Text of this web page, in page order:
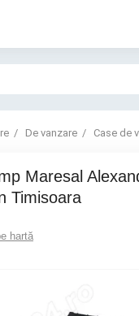
De vanzare Case de
Timisoara
hartă